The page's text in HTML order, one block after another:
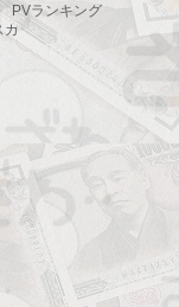
PVランキング